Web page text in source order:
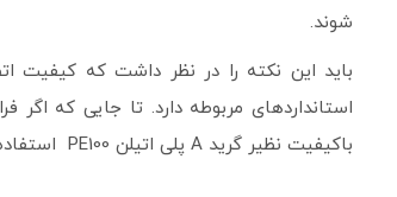
شوند.
باید این نکته را در نظر داشت که کیفیت
استانداردهای مربوطه دارد. تا جایی که
باکیفیت نظیر گرید A پلی­ اتیلن PE100 استفاده شود، عمر مفید این محصولات تا ۱۰۰ سال نیز افزایش پیدا می‌کند.